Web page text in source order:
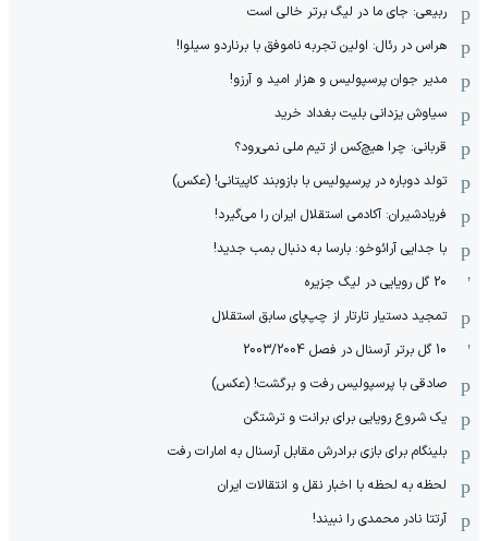
ربیعی: جای ما در لیگ برتر خالی است
هراس در رئال: اولین تجربه ناموفق با برناردو سیلوا!
مدیر جوان پرسپولیس و هزار امید و آرزو!
سیاوش یزدانی بلیت بغداد خرید
قربانی: چرا هیچ‌کس از تیم ملی نمی‌رود؟
تولد دوباره در پرسپولیس با بازوبند کاپیتانی! (عکس)
فریادشیران: آکادمی استقلال ایران را می‌گیرد!
با جدایی آرائوخو: بارسا به دنبال بمب جدید!
20 گل رویایی در لیگ جزیره
تمجید دستیار تارتار از چپ‌پای سابق استقلال
10 گل برتر آرسنال در فصل 2003/2004
صادقی با پرسپولیس رفت و برگشت! (عکس)
یک شروع رویایی برای برانت و ترشتگن
بلینگام برای بازی برادرش مقابل آرسنال به امارات رفت
لحظه به لحظه با اخبار نقل و انتقالات ایران
آرتتا نادر محمدی را نبیند!